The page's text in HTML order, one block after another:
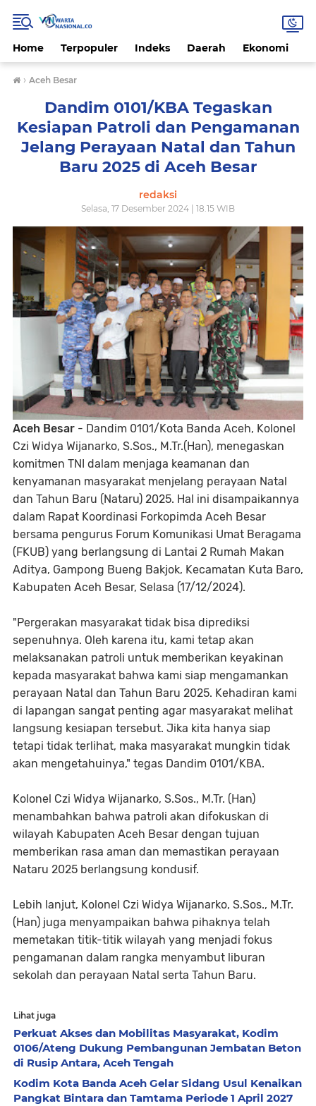
Home Terpopuler Indeks Daerah Ekonomi
› Aceh Besar
Dandim 0101/KBA Tegaskan
Kesiapan Patroli dan Pengamanan
Jelang Perayaan Natal dan Tahun
Baru 2025 di Aceh Besar
redaksi
Selasa, 17 Desember 2024 | 18.15 WIB
Aceh Besar - Dandim 0101/Kota Banda Aceh, Kolonel
Czi Widya Wijanarko, S.Sos., M.Tr.(Han), menegaskan
komitmen TNI dalam menjaga keamanan dan
kenyamanan masyarakat menjelang perayaan Natal
dan Tahun Baru (Nataru) 2025. Hal ini disampaikannya
dalam Rapat Koordinasi Forkopimda Aceh Besar
bersama pengurus Forum Komunikasi Umat Beragama
(FKUB) yang berlangsung di Lantai 2 Rumah Makan
Aditya, Gampong Bueng Bakjok, Kecamatan Kuta Baro,
Kabupaten Aceh Besar, Selasa (17/12/2024).
"Pergerakan masyarakat tidak bisa diprediksi
sepenuhnya. Oleh karena itu, kami tetap akan
melaksanakan patroli untuk memberikan keyakinan
kepada masyarakat bahwa kami siap mengamankan
perayaan Natal dan Tahun Baru 2025. Kehadiran kami
di lapangan sangat penting agar masyarakat melihat
langsung kesiapan tersebut. Jika kita hanya siap
tetapi tidak terlihat, maka masyarakat mungkin tidak
akan mengetahuinya," tegas Dandim 0101/KBA.
Kolonel Czi Widya Wijanarko, S.Sos., M.Tr. (Han)
menambahkan bahwa patroli akan difokuskan di
wilayah Kabupaten Aceh Besar dengan tujuan
memberikan rasa aman dan memastikan perayaan
Nataru 2025 berlangsung kondusif.
Lebih lanjut, Kolonel Czi Widya Wijanarko, S.Sos., M.Tr.
(Han) juga menyampaikan bahwa pihaknya telah
memetakan titik-titik wilayah yang menjadi fokus
pengamanan dalam rangka menyambut liburan
sekolah dan perayaan Natal serta Tahun Baru.
Lihat juga
Perkuat Akses dan Mobilitas Masyarakat, Kodim
0106/Ateng Dukung Pembangunan Jembatan Beton
di Rusip Antara, Aceh Tengah
Kodim Kota Banda Aceh Gelar Sidang Usul Kenaikan
Pangkat Bintara dan Tamtama Periode 1 April 2027